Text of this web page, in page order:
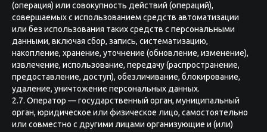
(операция) или совокупность действий (операций),
совершаемых с использованием средств автоматизации
или без использования таких средств с персональными
данными, включая сбор, запись, систематизацию,
накопление, хранение, уточнение (обновление, изменение),
извлечение, использование, передачу (распространение,
предоставление, доступ), обезличивание, блокирование,
удаление, уничтожение персональных данных.
2.7. Оператор — государственный орган, муниципальный
орган, юридическое или физическое лицо, самостоятельно
или совместно с другими лицами организующие и (или)